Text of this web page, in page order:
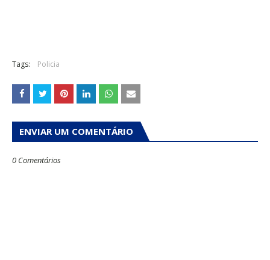
Tags: Policia
ENVIAR UM COMENTÁRIO
0 Comentários